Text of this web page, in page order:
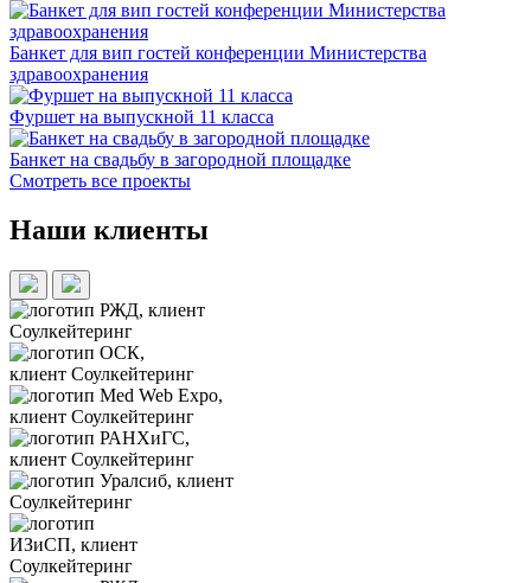
Банкет для вип гостей конференции Министерства
здравоохранения
Фуршет на выпускной 11 класса
Банкет на свадьбу в загородной площадке
Смотреть все проекты
Наши клиенты